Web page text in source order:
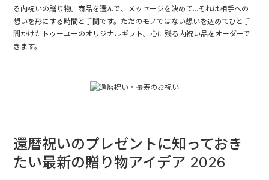
る内祝いの贈り物。商品を選んで、メッセージを決めて...それは相手への
想いを形にする時間と手間です。ただのモノではない想いを込めてひと手
間かけたトゥーユーのオリジナルギフト。心に残る内祝い品をオーダーで
きます。
還暦祝いのプレゼントに知っておき
たい最新の贈り物アイデア 2026